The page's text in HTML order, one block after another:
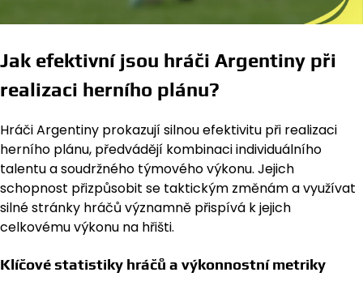
Jak efektivní jsou hráči Argentiny při
realizaci herního plánu?
Hráči Argentiny prokazují silnou efektivitu při realizaci
herního plánu, předvádějí kombinaci individuálního
talentu a soudržného týmového výkonu. Jejich
schopnost přizpůsobit se taktickým změnám a využívat
silné stránky hráčů významně přispívá k jejich
celkovému výkonu na hřišti.
Klíčové statistiky hráčů a výkonnostní metriky